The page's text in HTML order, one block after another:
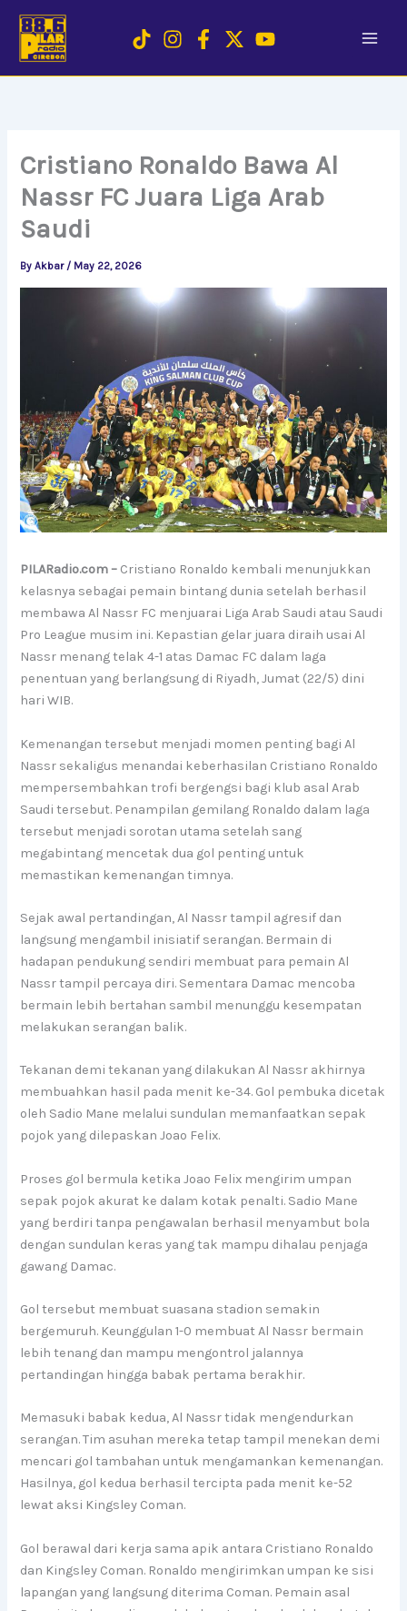
content
Cristiano Ronaldo Bawa Al
Nassr FC Juara Liga Arab
Saudi
ByAkbar / May 22, 2026
PILARadio.com – Cristiano Ronaldo kembali menunjukkan
kelasnya sebagai pemain bintang dunia setelah berhasil
membawa Al Nassr FC menjuarai Liga Arab Saudi atau Saudi
Pro League musim ini. Kepastian gelar juara diraih usai Al
Nassr menang telak 4-1 atas Damac FC dalam laga
penentuan yang berlangsung di Riyadh, Jumat (22/5) dini
hari WIB.
Kemenangan tersebut menjadi momen penting bagi Al
Nassr sekaligus menandai keberhasilan Cristiano Ronaldo
mempersembahkan trofi bergengsi bagi klub asal Arab
Saudi tersebut. Penampilan gemilang Ronaldo dalam laga
tersebut menjadi sorotan utama setelah sang
megabintang mencetak dua gol penting untuk
memastikan kemenangan timnya.
Sejak awal pertandingan, Al Nassr tampil agresif dan
langsung mengambil inisiatif serangan. Bermain di
hadapan pendukung sendiri membuat para pemain Al
Nassr tampil percaya diri. Sementara Damac mencoba
bermain lebih bertahan sambil menunggu kesempatan
melakukan serangan balik.
Tekanan demi tekanan yang dilakukan Al Nassr akhirnya
membuahkan hasil pada menit ke-34. Gol pembuka dicetak
oleh Sadio Mane melalui sundulan memanfaatkan sepak
pojok yang dilepaskan Joao Felix.
Proses gol bermula ketika Joao Felix mengirim umpan
sepak pojok akurat ke dalam kotak penalti. Sadio Mane
yang berdiri tanpa pengawalan berhasil menyambut bola
dengan sundulan keras yang tak mampu dihalau penjaga
gawang Damac.
Gol tersebut membuat suasana stadion semakin
bergemuruh. Keunggulan 1-0 membuat Al Nassr bermain
lebih tenang dan mampu mengontrol jalannya
pertandingan hingga babak pertama berakhir.
Memasuki babak kedua, Al Nassr tidak mengendurkan
serangan. Tim asuhan mereka tetap tampil menekan demi
mencari gol tambahan untuk mengamankan kemenangan.
Hasilnya, gol kedua berhasil tercipta pada menit ke-52
lewat aksi Kingsley Coman.
Gol berawal dari kerja sama apik antara Cristiano Ronaldo
dan Kingsley Coman. Ronaldo mengirimkan umpan ke sisi
lapangan yang langsung diterima Coman. Pemain asal